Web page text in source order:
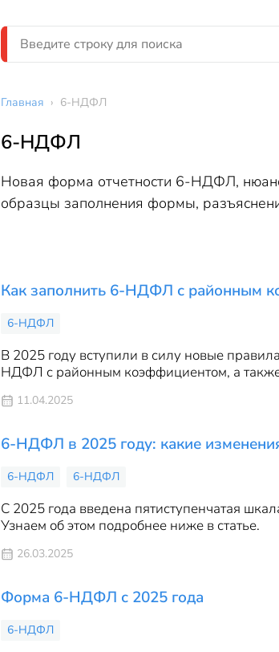
Главная › 6-НДФЛ
6-НДФЛ
Новая форма отчетности 6-НДФЛ,
образцы заполнения формы,
Как заполнить 6-НДФЛ с районным
6-НДФЛ
В 2025 году вступили в силу новые
НДФЛ с районным коэффициентом, а
11.04.2025
6-НДФЛ в 2025 году: какие
6-НДФЛ 6-НДФЛ
С 2025 года введена пятиступенчатая
Узнаем об этом подробнее ниже в статье.
26.03.2025
Форма 6-НДФЛ с 2025 года
6-НДФЛ